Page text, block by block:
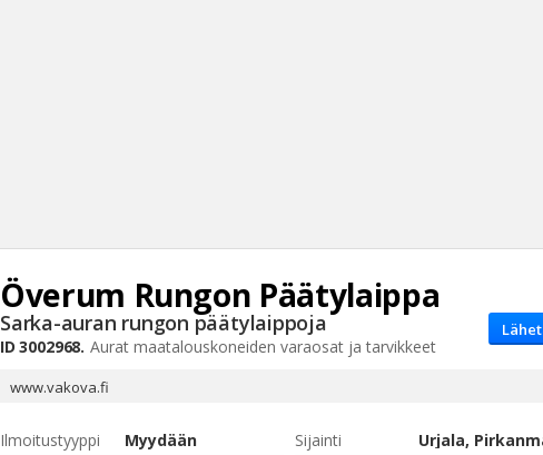
Överum Rungon Päätylaippa
Sarka-auran rungon päätylaippoja
ID3002968. Auratmaatalouskoneiden varaosat ja tarvikkeet
www.vakova.fi
Ilmoitustyyppi Myydään Sijainti
Urjala,